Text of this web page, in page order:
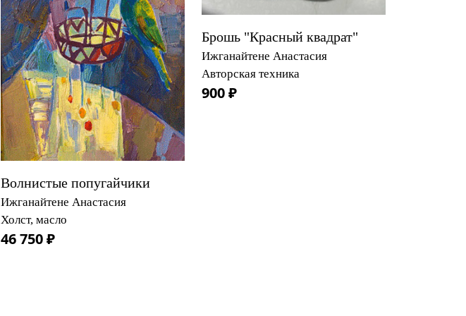
Волнистые попугайчики
Ижганайтене Анастасия
Холст, масло
46 750 ₽
Брошь "Красный квадрат"
Ижганайтене Анастасия
Авторская техника
900 ₽